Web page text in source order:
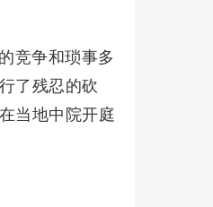
竞争和琐事多
了残忍的砍
当地中院开庭